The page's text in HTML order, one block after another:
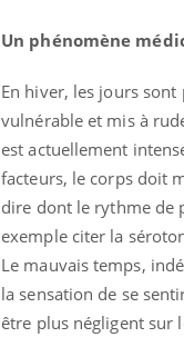
Un phénomène
En hiver, les jours sont
vulnérable et mis à
est actuellement
facteurs, le corps doit
dire dont le rythme de
exemple citer la
Le mauvais temps,
la sensation de se
être plus négligent sur